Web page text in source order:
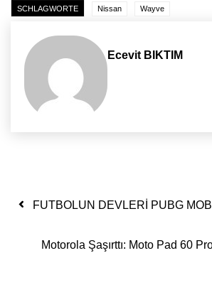
SCHLAGWORTE Nissan Wayve
Ecevit BIKTIM
Yazı dolaşımı
FUTBOLUN DEVLERİ PUBG
Motorola Şaşırttı: Moto Pad 60